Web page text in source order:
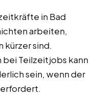
in Bad
arbeiten,
sind.
bei Teilzeitjobs kann
sein, wenn der